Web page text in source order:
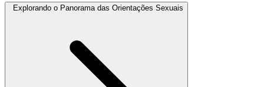
Explorando o Panorama das Orientações Sexuais